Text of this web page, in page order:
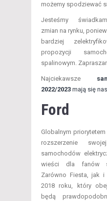
możemy spodziewać
Jesteśmy
zmian na rynku,
bardziej
propozycji
spalinowym.
Najciekawsze
2022/2023 mają się
Ford
Globalnym
rozszerzenie
samochodów
wieści dla fanów
Zarówno Fiesta, jak
2018 roku, który
będą